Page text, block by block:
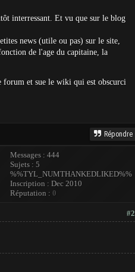
interressant. Et vu que sur le blog
news (utile ou pas) sur le site,
de l'age du capitaine, la
forum et sue le wiki qui est obscurci
Répondre
Messages : 444
Sujets : 5
%%TYL_NUMTHANKEDLIKED%%
Inscription : Dec 2010
Réputation : 0
#2